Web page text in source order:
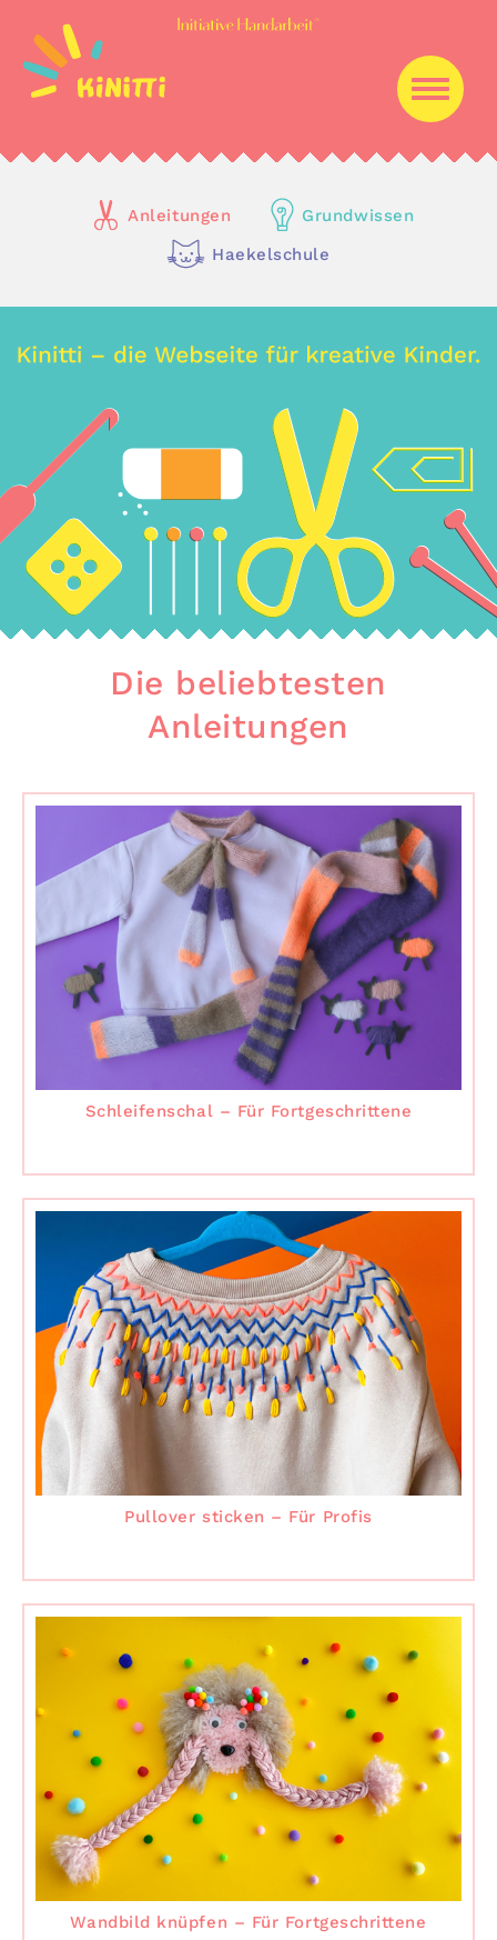
Anleitungen
Grundwissen
Haekelschule
Die beliebtesten
Anleitungen
Schleifenschal – Für Fortgeschrittene
Pullover sticken – Für Profis
Wandbild knüpfen – Für Fortgeschrittene